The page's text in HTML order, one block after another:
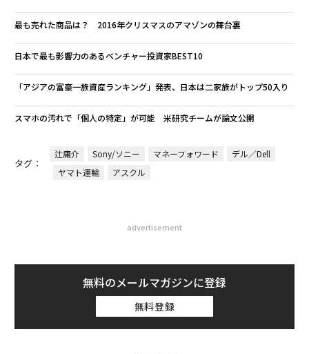
最も売れた商品は？ 2016年クリスマスのアマゾンの舞台裏
日本で最も影響力のあるベンチャー投資家BEST10
「アジアの富豪一族資産ランキング」発表、日本は二家族がトップ50入り
スマホの汚れで「個人の特定」が可能 米研究チームが論文公開
タグ：
辻庸介 Sony/ソニー マネーフォワード
デル／Dell
ヤマト運輸
アスクル
advertisement
無料のメールマガジンに登録
無料登録